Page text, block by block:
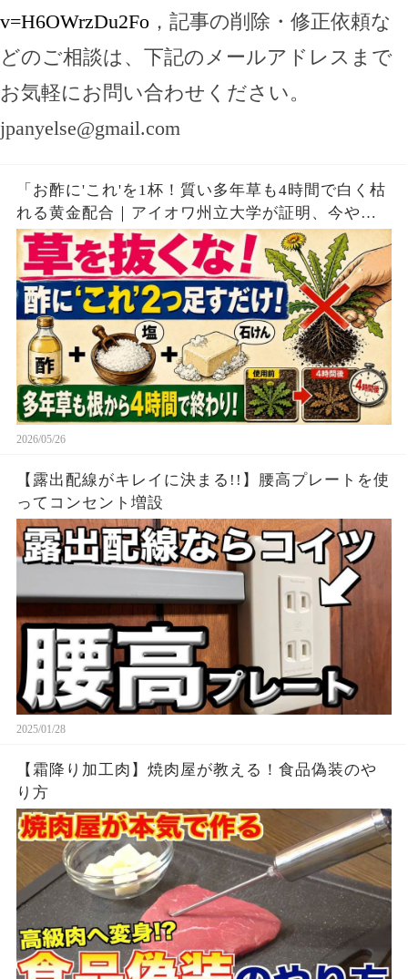
v=H6OWrzDu2Fo ，記事の削除・修正依頼な
どのご相談は、下記のメールアドレスまで
お気軽にお問い合わせください。
jpanyelse@gmail.com
「お酢に'これ'を1杯！質い多年草も4時間で白く枯
れる黄金配合｜アイオワ州立大学が証明、今やら
なければ夏中草取りで腰が壊れます」
2026/05/26
【露出配線がキレイに決まる!!】腰高プレートを使
ってコンセント増設
2025/01/28
【霜降り加工肉】焼肉屋が教える！食品偽装のや
り方